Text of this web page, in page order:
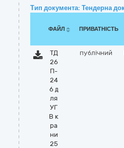
Тип документа: Тендерна
ФАЙЛ ПРИВАТНІСТЬ
ТД
26
П-
24
6 д
ля
УГ
В к
ра
ни
25
публічний